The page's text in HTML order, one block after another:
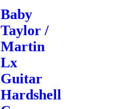
Baby
Taylor /
Martin
Lx
Guitar
Hardshell